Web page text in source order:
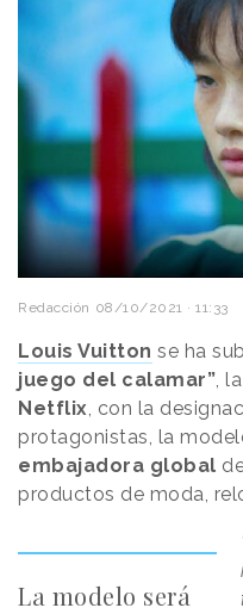
Redacción 08/10/2021 · 11:33
Louis Vuitton se ha
juego del calamar”,
Netflix, con la
protagonistas, la
embajadora global
productos de moda,
La modelo será